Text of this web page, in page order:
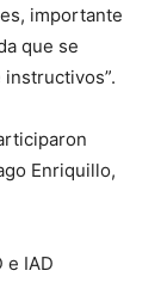
importante
que se
Enriquillo,